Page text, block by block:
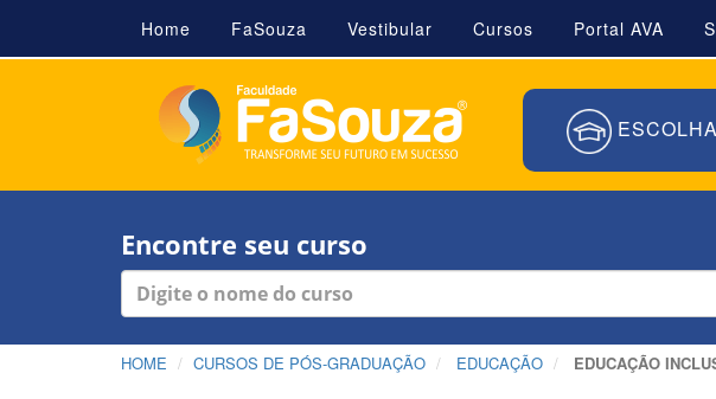
Home FaSouza Vestibular Cursos Portal AVA
Encontre seu curso
HOME CURSOS DE PÓS-GRADUAÇÃO EDUCAÇÃO EDUCAÇÃO